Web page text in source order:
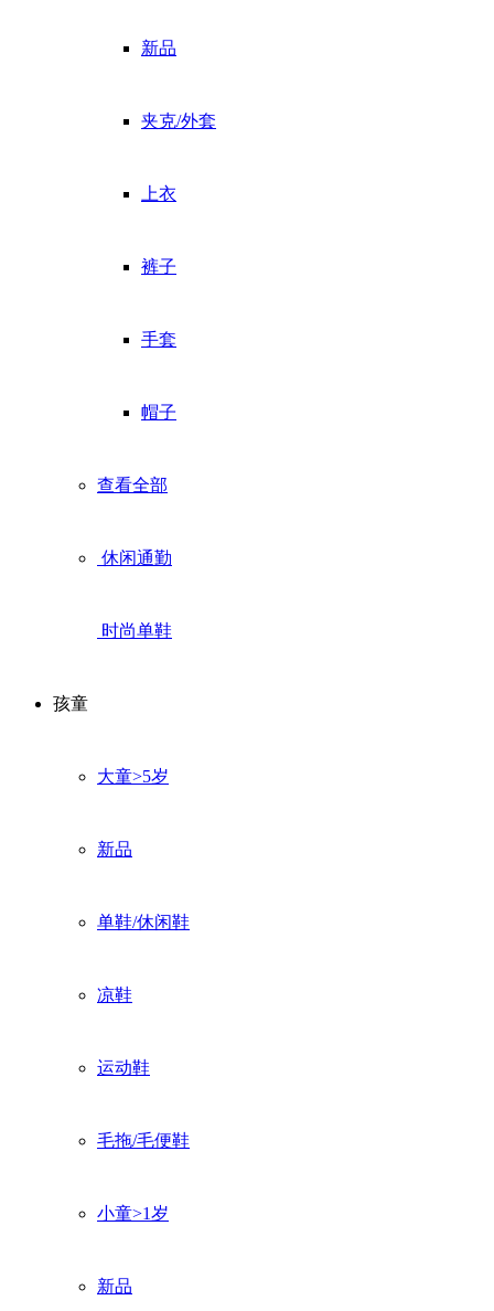
新品
夹克/外套
上衣
裤子
手套
帽子
查看全部
休闲通勤
时尚单鞋
孩童
大童>5岁
新品
单鞋/休闲鞋
凉鞋
运动鞋
毛拖/毛便鞋
小童>1岁
新品